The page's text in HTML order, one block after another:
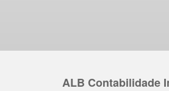
ALB Contabilidade